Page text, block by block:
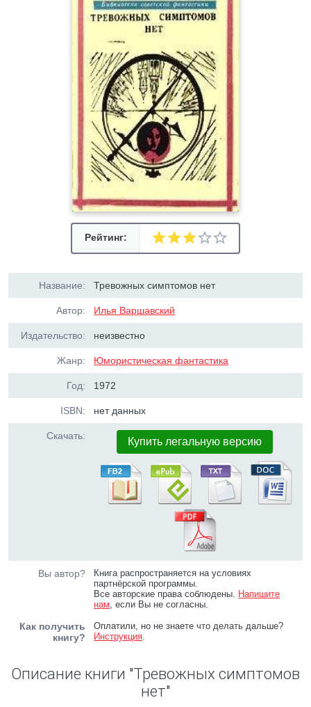
Рейтинг:
Название: Тревожных симптомов нет
Автор: Илья Варшавский
Издательство: неизвестно
Жанр: Юмористическая фантастика
Год: 1972
ISBN: нет данных
Скачать: Купить легальную версию
Вы автор?
Книга распространяется на условиях
партнёрской программы.
Все авторские права соблюдены. Напишите
нам, если Вы не согласны.
Как получить
книгу?
Оплатили, но не знаете что делать дальше?
Инструкция.
Описание книги "Тревожных симптомов
нет"